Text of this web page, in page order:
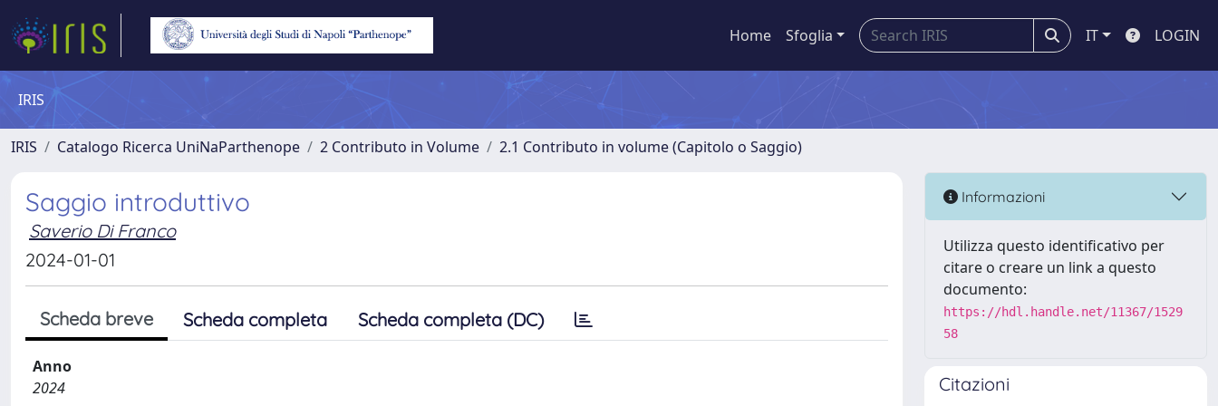
Home Sfoglia IT LOGIN
IRIS
IRIS Catalogo Ricerca UniNaParthenope 2 Contributo in Volume 2.1 Contributo in volume (Capitolo o Saggio)
Saggio introduttivo
Saverio Di Franco
2024-01-01
Scheda breve Scheda completa Scheda completa (DC)
Anno
2024
Informazioni
Utilizza questo identificativo per
citare o creare un link a questo
documento:
https://hdl.handle.net/11367/1529
58
Citazioni